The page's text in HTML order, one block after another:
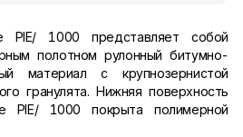
PIE/ 1000 представляет собой
полотном рулонный битумно-
материал с крупнозернистой
гранулята. Нижняя поверхность
PIE/ 1000 покрыта полимерной